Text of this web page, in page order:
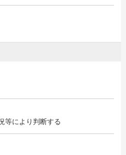
等により判断する